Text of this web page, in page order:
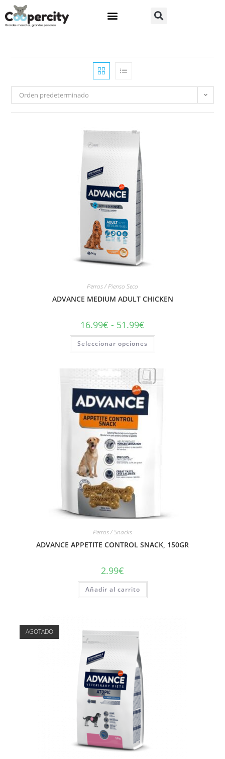
Orden predeterminado
Perros / Pienso Seco
ADVANCE MEDIUM ADULT CHICKEN
16.99€ - 51.99€
Seleccionar opciones
Perros / Snacks
ADVANCE APPETITE CONTROL SNACK, 150GR
2.99€
Añadir al carrito
AGOTADO